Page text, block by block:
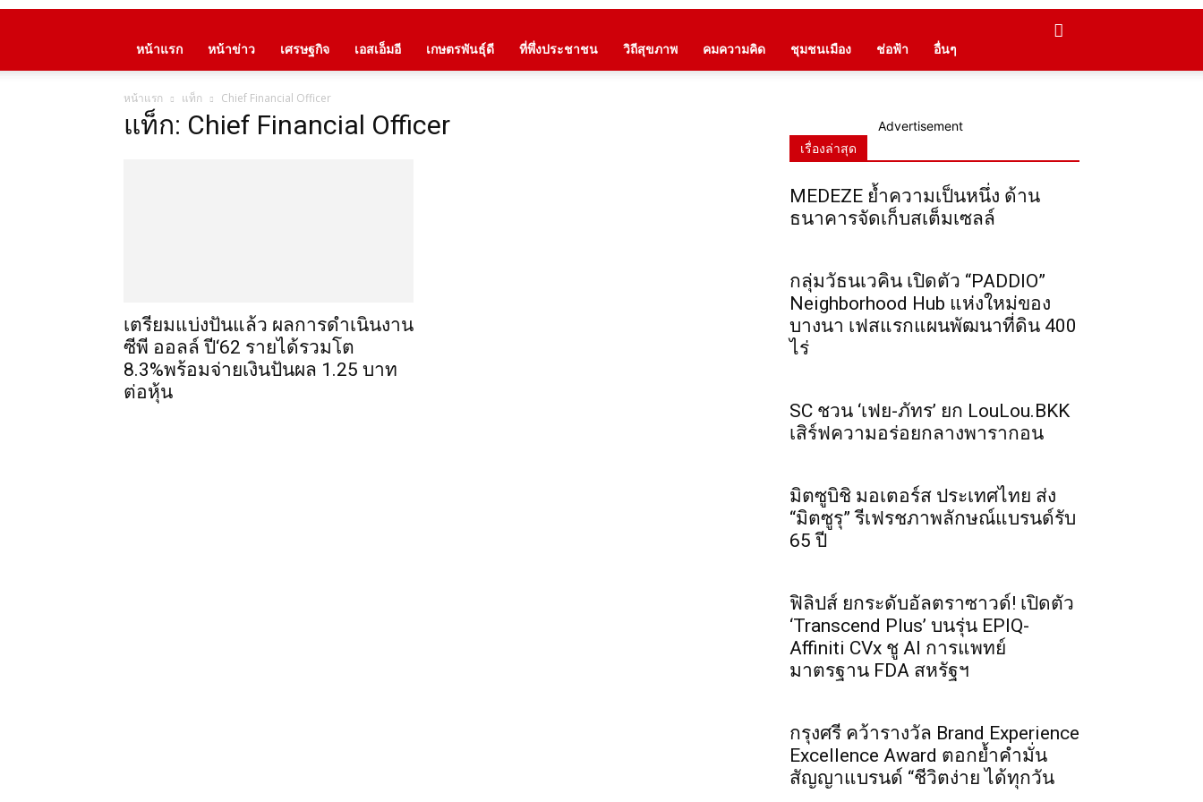
หน้าแรก หน้าข่าว เศรษฐกิจ เอสเอ็มอี เกษตรพันธุ์ดี ที่พึ่งประชาชน วิถีสุขภาพ คมความคิด ชุมชนเมือง ช่อฟ้า อื่นๆ
หน้าแรก แท็ก Chief Financial Officer
แท็ก: Chief Financial Officer
เตรียมแบ่งปันแล้ว ผลการดำเนินงาน
ซีพี ออลล์ ปี‘62 รายได้รวมโต
8.3%พร้อมจ่ายเงินปันผล 1.25 บาท
ต่อหุ้น
Advertisement
เรื่องล่าสุด
MEDEZE ย้ำความเป็นหนึ่ง ด้าน
ธนาคารจัดเก็บสเต็มเซลล์
กลุ่มวัธนเวคิน เปิดตัว “PADDIO”
Neighborhood Hub แห่งใหม่ของ
บางนา เฟสแรกแผนพัฒนาที่ดิน 400
ไร่
SC ชวน ‘เฟย-ภัทร’ ยก LouLou.BKK
เสิร์ฟความอร่อยกลางพารากอน
มิตซูบิชิ มอเตอร์ส ประเทศไทย ส่ง
“มิตซูรุ” รีเฟรชภาพลักษณ์แบรนด์รับ
65 ปี
ฟิลิปส์ ยกระดับอัลตราซาวด์! เปิดตัว
‘Transcend Plus’ บนรุ่น EPIQ-
Affiniti CVx ชู AI การแพทย์
มาตรฐาน FDA สหรัฐฯ
กรุงศรี คว้ารางวัล Brand Experience
Excellence Award ตอกย้ำคำมั่น
สัญญาแบรนด์ “ชีวิตง่าย ได้ทุกวัน